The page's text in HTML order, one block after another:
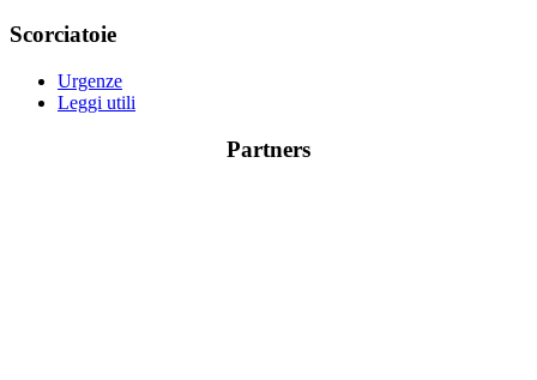
Scorciatoie
Urgenze
Leggi utili
Partners